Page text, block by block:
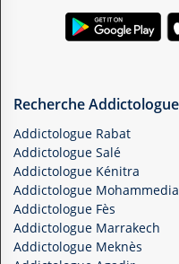
Recherche Addictologue
Addictologue Rabat
Addictologue Salé
Addictologue Kénitra
Addictologue Mohammedia
Addictologue Fès
Addictologue Marrakech
Addictologue Meknès